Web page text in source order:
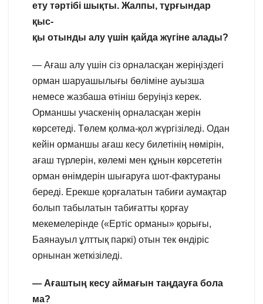
ету тәртібі шықты. Жалпы, тұрғындар
қыс-
қы отынды алу үшін қайда жүгіне алады?
— Ағаш алу үшін сіз орналасқан жеріңіздегі
орман шаруашылығы бөліміне ауызша
немесе жазбаша өтініш беруіңіз керек.
Орманшы учаскенің орналасқан жерін
көрсетеді. Төлем қолма-қол жүргізіледі. Одан
кейін орманшы ағаш кесу билетінің нөмірін,
ағаш түрлерін, көлемі мен құнын көрсететін
орман өнімдерін шығаруға шот-фактураны
береді. Ерекше қорғалатын табиғи аумақтар
болып табылатын табиғатты қорғау
мекемелерінде («Ертіс орманы» қорығы,
Баянауыл ұлттық паркі) отын тек өндіріс
орнынан жеткізіледі.
— Ағаштың кесу аймағын таңдауға бола
ма?